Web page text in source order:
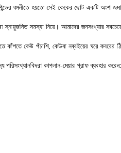
ধমনীতে হয়তো সেই কেকের ছোট একটি অংশ
স্নায়ুজনিত সমস্যা নিয়ে। আমাদের জনসংখ্যার
কাঁপতে কেউ পঁচাশি,কেউবা নব্বইয়ের ঘরে কবরের
কাপলান-মেয়ার গ্রাফ ব্যবহার করেন: